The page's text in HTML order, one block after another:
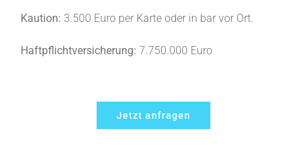
Kaution: 3.500 Euro per Karte oder in bar vor Ort.
Haftpflichtversicherung: 7.750.000 Euro
Jetzt anfragen